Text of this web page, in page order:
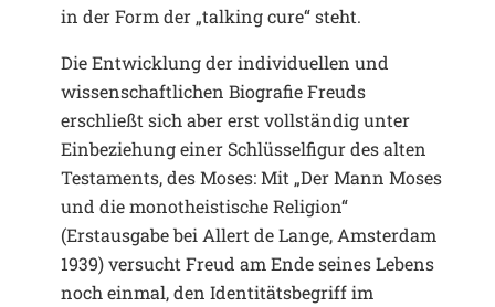
in der Form der „talking cure“ steht.
Die Entwicklung der individuellen und
wissenschaftlichen Biografie Freuds
erschließt sich aber erst vollständig unter
Einbeziehung einer Schlüsselfigur des alten
Testaments, des Moses: Mit „Der Mann Moses
und die monotheistische Religion“
(Erstausgabe bei Allert de Lange, Amsterdam
1939) versucht Freud am Ende seines Lebens
noch einmal, den Identitätsbegriff im